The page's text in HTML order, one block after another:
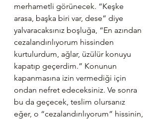
merhametli görünecek. “Keşke
arasa, başka biri var, dese” diye
yalvaracaksınız boşluğa, “En azından
cezalandırılıyorum hissinden
kurtulurdum, ağlar, üzülür konuyu
kapatıp geçerdim.” Konunun
kapanmasına izin vermediği için
ondan nefret edeceksiniz. Ve sonra
bu da geçecek, teslim olursanız
eğer, o “cezalandırılıyorum” hissinin,